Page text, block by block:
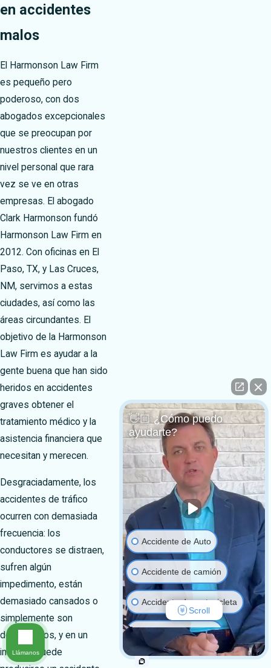
en accidentes
malos
El Harmonson Law Firm
es pequeño pero
poderoso, con dos
abogados excepcionales
que se preocupan por
nuestros clientes en un
nivel personal que rara
vez se ve en otras
empresas. El abogado
Clark Harmonson fundó
Harmonson Law Firm en
2012. Con oficinas en El
Paso, TX, y Las Cruces,
NM, servimos a estas
ciudades, así como las
áreas circundantes. El
objetivo de la Harmonson
Law Firm es ayudar a la
gente buena que han sido
heridos en accidentes
graves obtener el
tratamiento médico y la
asistencia financiera que
necesitan y merecen.
Desgraciadamente, los
accidentes de tráfico
ocurren con demasiada
frecuencia: los
conductores se distraen,
sufren algún
impedimento, están
demasiado cansados o
simplemente son
descuidados, y en un
instante puede
👋🏼 ¿Cómo puedo
ayudarte?
Accidente de Auto
Accidente de camión
Accidente de motocicleta
Negligencia médica
Resbalón y caída
Scroll
Llámanos